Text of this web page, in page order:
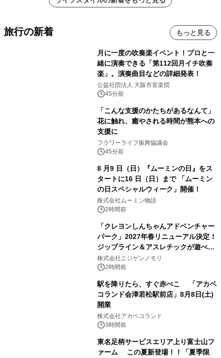
旅行の新着 もっと見る
月に一度の吹奏楽イベント！プロと一
緒に演奏できる「第112回月イチ吹奏
楽」。演奏曲目などの詳細発表！
公益社団法人 大阪市音楽団
45分前
「こんな支援のかたちがあるなんて」
花に触れ、癒やされる時間が熊本への
支援に
フラワーライフ振興協議会
45分前
8 月9 日（日）『ムーミンの日』をス
タートに16 日（日）まで 「ムーミン
の日スペシャルウィーク」開催！
株式会社ムーミン物語
2時間前
「クレヨンしんちゃんアドベンチャー
パーク」2027年春リニューアル決定！
ジップライン＆アスレチックが遊べる
のは今年が最後！ 「ラスト！ドキがム
ネムネ～大作戦！」始動
株式会社ニジゲンノモリ
2時間前
駅を降りたら、すぐ赤べこ 「アカベ
コランド会津若松駅前店」8月8日(土)
開業
株式会社アカベコランド
3時間前
東名足柄サービスエリア上り富士山フ
ァーム この夏新登場！！「夏季限